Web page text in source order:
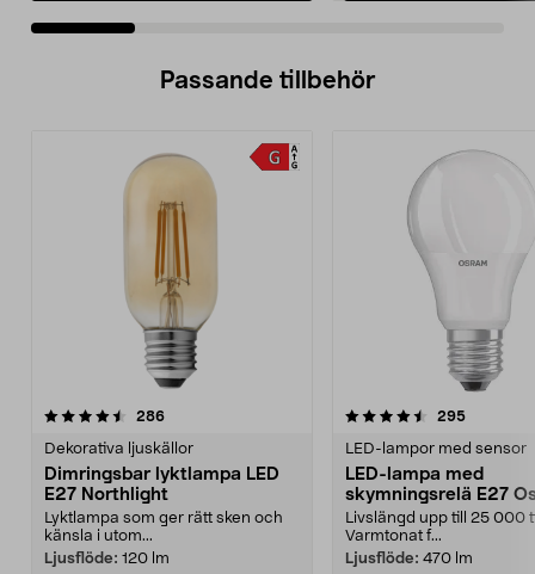
Passande tillbehör
286recensioner
Dekorativa ljuskällor
Dimringsbar lyktlampa LED
E27 Northlight
Lyktlampa som ger rätt sken och
känsla i utom...
Ljusflöde: 120 lm
4.5av 5 stjärnor 295
LED-lampor med sensor
LED-lampa med
skymningsrelä E27
Livslängd upp till 25 000
Varmtonat f...
Ljusflöde: 470 lm
4.5av 5 stjärnor